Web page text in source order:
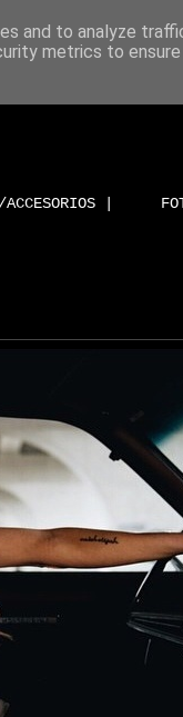
ACCESORIOS |
and to analyze
metrics to